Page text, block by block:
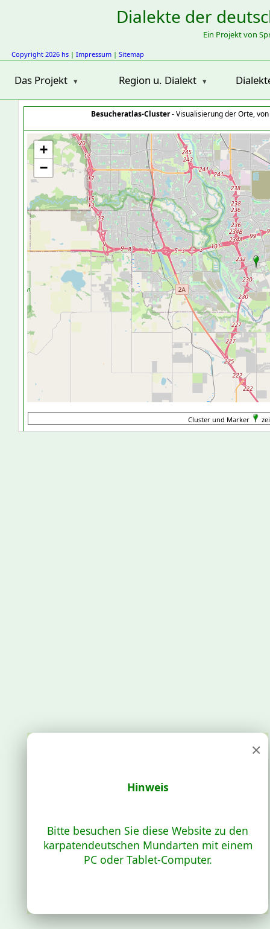
Dialekte der
Ein Projekt von
Copyright 2026 hs | Impressum | Sitemap
Das Projekt Region u. Dialekt
Besucheratlas-Cluster- Visualisierung der Orte,
+
−
Cluster und Marker
×
Hinweis
Bitte besuchen Sie diese Website zu den
karpatendeutschen Mundarten mit einem
PC oder Tablet-Computer.